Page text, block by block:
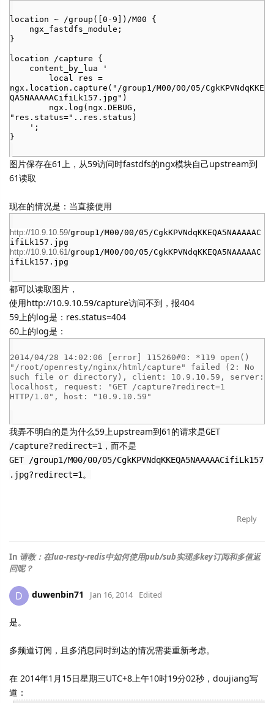
location ~ /group([0-9])/M00 {
ngx_fastdfs_module;
}
location /capture {
content_by_lua '
local res =
ngx.location.capture("/group1/M00/00/05/CgkKPVNdqKKE
QA5NAAAAACifiLk157.jpg")
ngx.log(ngx.DEBUG,
"res.status="..res.status)
';
}
图片保存在61上，从59访问时fastdfs的ngx模块自己upstream到
61读取
现在的情况是：当直接使用
http://10.9.10.59/group1/M00/00/05/CgkKPVNdqKKEQA5NAAAAAC
ifiLk157.jpg
http://10.9.10.61/group1/M00/00/05/CgkKPVNdqKKEQA5NAAAAAC
ifiLk157.jpg
都可以读取图片，
使用http://10.9.10.59/capture访问不到，报404
59上的log是：res.status=404
60上的log是：
2014/04/28 14:02:06 [error] 115260#0: *119 open()
"/root/openresty/nginx/html/capture" failed (2: No
such file or directory), client: 10.9.10.59, server:
localhost, request: "GET /capture?redirect=1
HTTP/1.0", host: "10.9.10.59"
我弄不明白的是为什么59上upstream到61的请求是GET
/capture?redirect=1，而不是
GET /group1/M00/00/05/CgkKPVNdqKKEQA5NAAAAACifiLk157
.jpg?redirect=1。
Reply
In 请教：在lua-resty-redis中如何使用pub/sub实现多key订阅和多值返
回呢？
D duwenbin71 Jan 16, 2014 Edited
是。
多频道订阅，且多消息同时到达的情况需要重新考虑。
在 2014年1月15日星期三UTC+8上午10时19分02秒，doujiang写
道：